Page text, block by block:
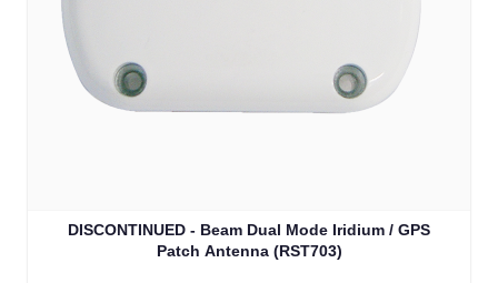
DISCONTINUED - Beam Dual Mode Iridium / GPS
Patch Antenna (RST703)